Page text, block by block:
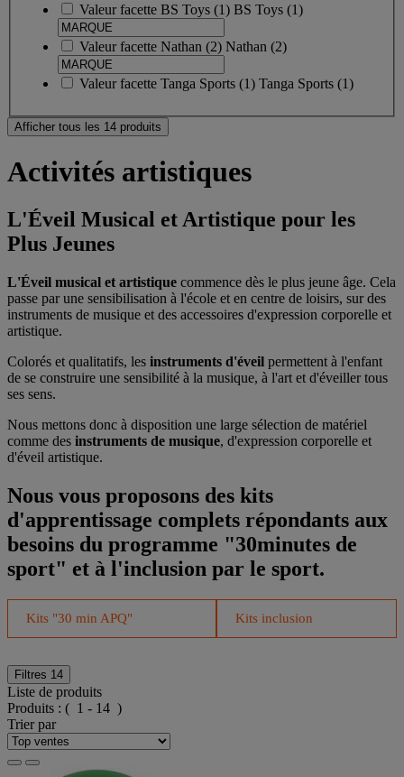
Valeur facette BS Toys (1) BS Toys (1)
Valeur facette Nathan (2) Nathan (2)
Valeur facette Tanga Sports (1) Tanga Sports (1)
Afficher tous les 14 produits
Activités artistiques
L'Éveil Musical et Artistique pour les
Plus Jeunes
L'Éveil musical et artistique commence dès le plus jeune âge. Cela
passe par une sensibilisation à l'école et en centre de loisirs, sur des
instruments de musique et des accessoires d'expression corporelle et
artistique.
Colorés et qualitatifs, les instruments d'éveil permettent à l'enfant
de se construire une sensibilité à la musique, à l'art et d'éveiller tous
ses sens.
Nous mettons donc à disposition une large sélection de matériel
comme des instruments de musique, d'expression corporelle et
d'éveil artistique.
Nous vous proposons des kits
d'apprentissage complets répondants aux
besoins du programme "30minutes de
sport" et à l'inclusion par le sport.
Kits "30 min APQ" Kits inclusion
Filtres 14
Liste de produits
Produits : ( 1 - 14 )
Trier par